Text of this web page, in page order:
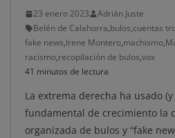
23 enero 2023
Adrián Juste
Belén de Calahorra,bulos,cuentas
fake news,Irene Montero,machismo,
racismo,recopilación de bulos,vox
41 minutos de lectura
La extrema derecha ha usado
fundamental de crecimiento la
organizada de bulos y “fake